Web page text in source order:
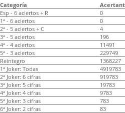
Categoría
Esp - 6 aciertos + R
0
1ª - 6 aciertos
0
2ª - 5 aciertos + C
4
3ª - 5 aciertos
196
4ª - 4 aciertos
11491
5ª - 3 aciertos
229749
Reintegro
1368227
1ª Joker: Todas
4919783
2ª Joker: 6 cifras
919783
3ª Joker: 5 cifras
19783
4ª Joker: 4 cifras
9783
5ª Joker: 3 cifras
783
6ª Joker: 2 cifras
83